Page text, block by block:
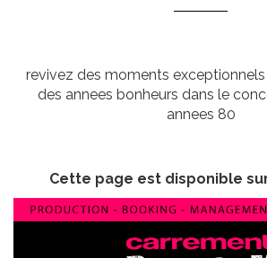
revivez des moments
des annees bonheurs dans le
annees 80
Cette page est disponible